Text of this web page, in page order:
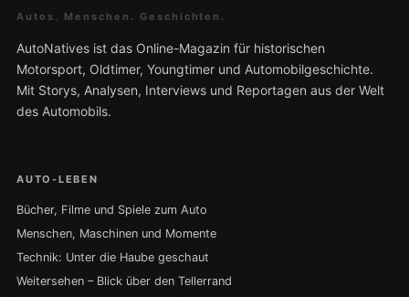
Autos. Menschen. Geschichten.
AutoNatives ist das Online-Magazin für historischen
Motorsport, Oldtimer, Youngtimer und Automobilgeschichte.
Mit Storys, Analysen, Interviews und Reportagen aus der Welt
des Automobils.
AUTO-LEBEN
Bücher, Filme und Spiele zum Auto
Menschen, Maschinen und Momente
Technik: Unter die Haube geschaut
Weitersehen – Blick über den Tellerrand